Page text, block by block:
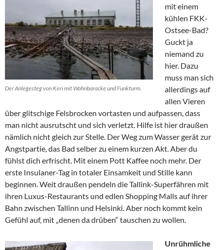
Der Anlegesteg von Keri mit Wohnbaracke und Funkturm.
mit einem
kühlen FKK-
Ostsee-Bad?
Guckt ja
niemand zu
hier. Dazu
muss man sich
allerdings auf
allen Vieren
über glitschige Felsbrocken vortasten und aufpassen, dass
man nicht ausrutscht und sich verletzt. Hilfe ist hier draußen
nämlich nicht gleich zur Stelle. Der Weg zum Wasser gerät zur
Angstpartie, das Bad selber zu einem kurzen Akt. Aber du
fühlst dich erfrischt. Mit einem Pott Kaffee noch mehr. Der
erste Insulaner-Tag in totaler Einsamkeit und Stille kann
beginnen. Weit draußen pendeln die Tallink-Superfähren mit
ihren Luxus-Restaurants und edlen Shopping Malls auf ihrer
Bahn zwischen Tallinn und Helsinki. Aber noch kommt kein
Gefühl auf, mit „denen da drüben“ tauschen zu wollen.
Unrühmliche